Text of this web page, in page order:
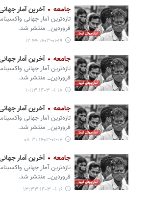
جامعه آخرین آمار جهانی کرونا امروز
تازه‌ترین آمار جهانی
فروردین_ منتشر شد.
۱۴۰۳-۰۱-۱۹ ۱۲:۴۴
جامعه آخرین آمار جهانی کرونا امروز
تازه‌ترین آمار جهانی
فروردین_ منتشر شد.
۱۴۰۳-۰۱-۱۸ ۱۰:۱۳
جامعه آخرین آمار جهانی کرونا امروز
تازه‌ترین آمار جهانی
فروردین_ منتشر شد.
۱۴۰۳-۰۱-۱۷ ۰۸:۳۱
جامعه آخرین آمار جهانی کرونا امروز
تازه‌ترین آمار جهانی
فروردین_ منتشر شد.
۱۴۰۳-۰۱-۱۶ ۱۳:۳۳